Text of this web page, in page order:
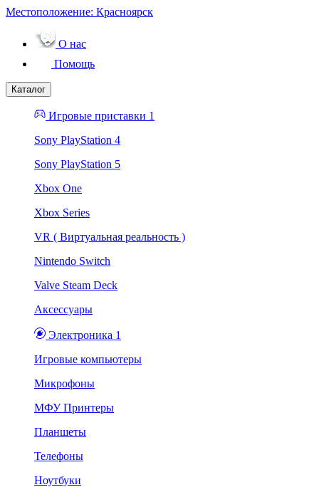
Местоположение: Красноярск
О нас
Помощь
Каталог
Игровые приставки 1
Sony PlayStation 4
Sony PlayStation 5
Xbox One
Xbox Series
VR ( Виртуальная реальность )
Nintendo Switch
Valve Steam Deck
Аксессуары
Электроника 1
Игровые компьютеры
Микрофоны
МФУ Принтеры
Планшеты
Телефоны
Ноутбуки